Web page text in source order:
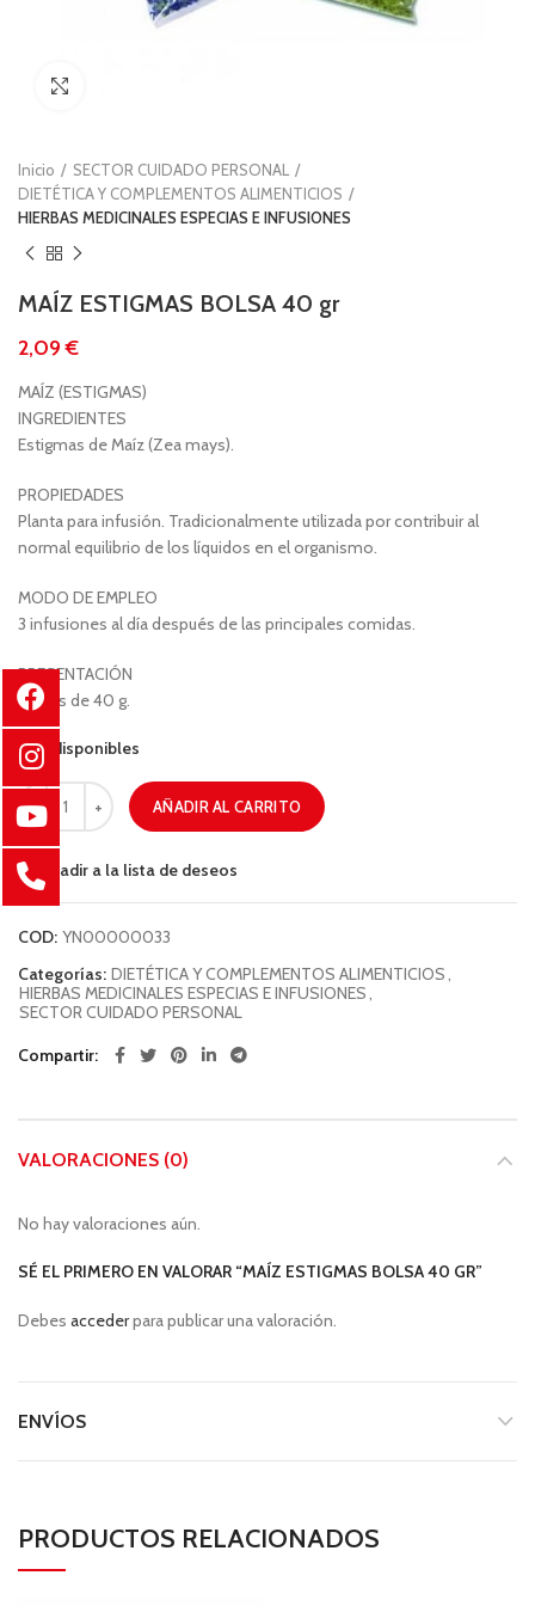
Inicio
SECTOR CUIDADO PERSONAL
DIETÉTICA Y COMPLEMENTOS ALIMENTICIOS
HIERBAS MEDICINALES ESPECIAS E INFUSIONES
MAÍZ ESTIGMAS BOLSA 40 gr
€
MAÍZ (ESTIGMAS)
INGREDIENTES
Estigmas de Maíz (Zea mays).
PROPIEDADES
Planta para infusión. Tradicionalmente utilizada por contribuir al
normal equilibrio de los líquidos en el organismo.
MODO DE EMPLEO
3 infusiones al día después de las principales comidas.
PRESENTACIÓN
Bolsas de 40 g.
5 disponibles
AÑADIR AL CARRITO
Añadir a la lista de deseos
COD: YN00000033
Categorías: DIETÉTICA Y COMPLEMENTOS ALIMENTICIOS,
HIERBAS MEDICINALES ESPECIAS E INFUSIONES,
SECTOR CUIDADO PERSONAL
Compartir
VALORACIONES (0)
No hay valoraciones aún.
SÉ EL PRIMERO EN VALORAR “MAÍZ ESTIGMAS BOLSA 40 GR”
Debes accederpara publicar una valoración.
ENVÍOS
PRODUCTOS RELACIONADOS